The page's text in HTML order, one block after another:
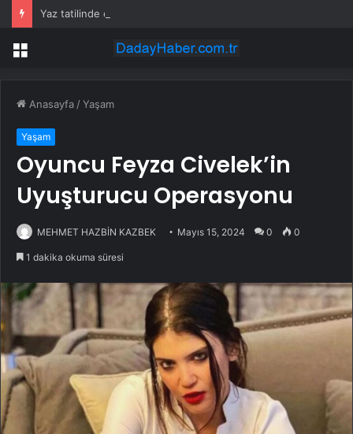
Yaz tatilinde çocuklar için hareket, oyun ve keşif bir arada
Menü
Anasayfa /Yaşam
Yaşam
Oyuncu Feyza Civelek’in
Uyuşturucu Operasyonu
MEHMET HAZBİN KAZBEK Mayıs 15, 2024 0 0
1 dakika okuma süresi